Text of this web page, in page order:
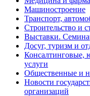
Машиностроение
Транспорт,
Строительство и
Выставки.
Досуг, туризм и
Консалтинговые,
услуги
Общественные и
Новости
организаций